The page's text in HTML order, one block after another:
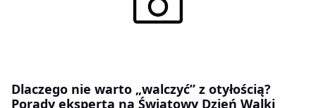
Dlaczego nie warto „walczyć” z otyłością?
Porady eksperta na Światowy Dzień Walki